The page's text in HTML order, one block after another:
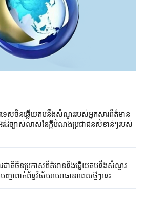
រទេសចិន​ឆ្លើយតបនឹង​សំណួរ​របស់​អ្នកសារព័ត៌មាន​
រ​ដ៏ច្បាស់លាស់នៃ​ក្តី​បំណងប្រជាជន​សំខាន់ៗ​របស់
ារជាតិចិនប្រកាសព័ត៌មាននិងឆ្លើយតបនឹងសំណួរ
ញ្ហាពាក់ព័ន្ធវិស័យយោធានាពេលថ្មីៗនេះ